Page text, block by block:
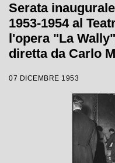
Serata
1953-1954 al
l'opera "La
diretta da Carlo
07 DICEMBRE 1953